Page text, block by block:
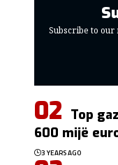
Subscribe to
Top
600 mijë
3 YEARS AGO